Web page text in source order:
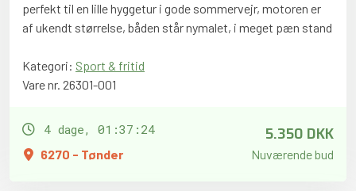
perfekt til en lille hyggetur i gode sommervejr, motoren er
af ukendt størrelse, båden står nymalet, i meget pæn stand
Kategori: Sport & fritid
Vare nr. 26301-001
4 dage, 01:37:23
6270 - Tønder
5.350 DKK
Nuværende bud